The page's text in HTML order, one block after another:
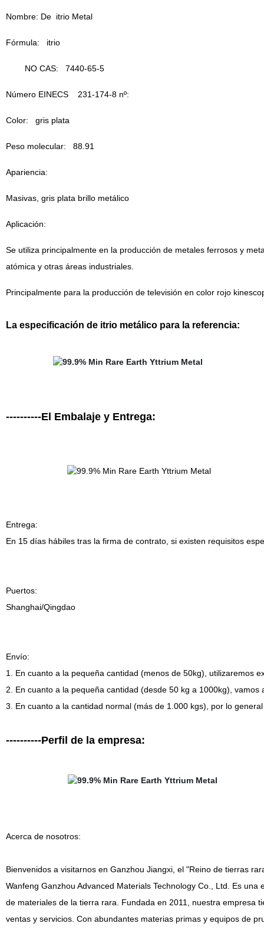
Nombre: De itrio Metal
Fórmula: itrio
NO CAS: 7440-65-5
Número EINECS 231-174-8 nº:
Color: gris plata
Peso molecular: 88.91
Apariencia:
Masivas, gris plata brillo metálico
Aplicación:
Se utiliza principalmente en la producción de metales ferrosos y
atómica y otras áreas industriales.
Principalmente para la producción de televisión en color rojo
La especificación de itrio metálico para la referencia:
----------El Embalaje y Entrega:
Entrega:
En 15 días hábiles tras la firma de contrato, si existen requisitos
Puertos:
Shanghai/Qingdao
Envío:
1. En cuanto a la pequeña cantidad (menos de 50kg), utilizaremos
2. En cuanto a la pequeña cantidad (desde 50 kg a 1000kg), vamos
3. En cuanto a la cantidad normal (más de 1.000 kgs), por lo
----------Perfil de la empresa:
Acerca de nosotros:
Bienvenidos a visitarnos en Ganzhou Jiangxi, el "Reino de tierras
Wanfeng Ganzhou Advanced Materials Technology Co., Ltd. Es
de materiales de la tierra rara. Fundada en 2011, nuestra empresa
ventas y servicios. Con abundantes materias primas y equipos de